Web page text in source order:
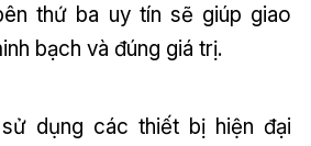
thứ ba uy tín sẽ giúp giao
bạch và đúng giá trị.
dụng các thiết bị hiện đại